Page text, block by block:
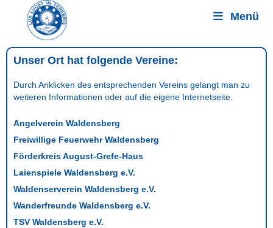
Menü
Unser Ort hat folgende Vereine:
Durch Anklicken des entsprechenden Vereins gelangt man zu
weiteren Informationen oder auf die eigene Internetseite.
Angelverein Waldensberg
Freiwillige Feuerwehr Waldensberg
Förderkreis August-Grefe-Haus
Laienspiele Waldensberg e.V.
Waldenserverein Waldensberg e.V.
Wanderfreunde Waldensberg e.V.
TSV Waldensberg e.V.